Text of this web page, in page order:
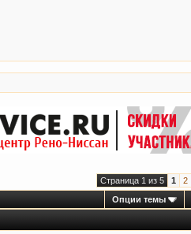
Страница 1 из 5 1 2
Опции темы